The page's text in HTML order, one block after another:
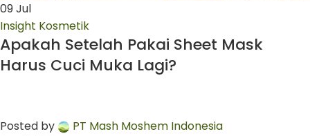
09Jul
Insight Kosmetik
Apakah Setelah Pakai Sheet Mask
Harus Cuci Muka Lagi?
Posted by
PT Mash Moshem Indonesia